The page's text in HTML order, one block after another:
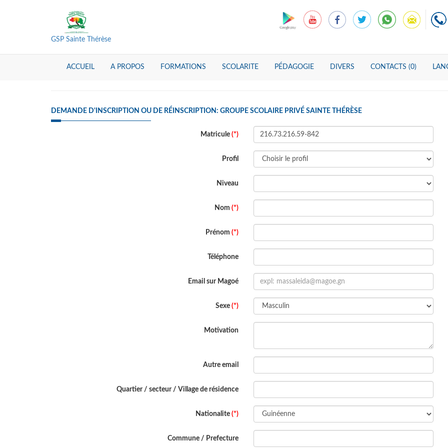
GSP Sainte Thérèse
ACCUEIL A PROPOS FORMATIONS SCOLARITE PÉDAGOGIE DIVERS CONTACTS (0)
DEMANDE D'INSCRIPTION OU DE RÉINSCRIPTION: GROUPE SCOLAIRE PRIVÉ SAINTE THÉRÈSE
Matricule (*)
Profil
Niveau
Nom (*)
Prénom (*)
Téléphone
Email sur Magoé
Sexe (*)
Motivation
Autre email
Quartier / secteur / Village de résidence
Nationalite (*)
Commune / Prefecture